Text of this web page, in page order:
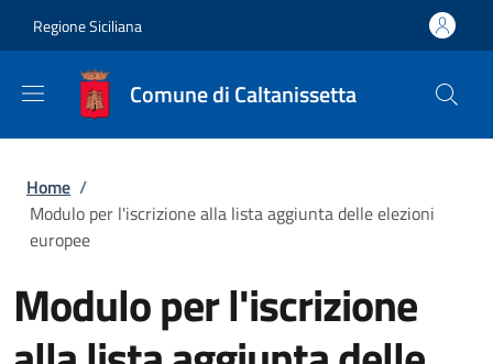
Regione Siciliana
Comune di Caltanissetta
Briciole di pane
Home /
Modulo per l'iscrizione alla lista aggiunta delle elezioni
europee
Modulo per l'iscrizione